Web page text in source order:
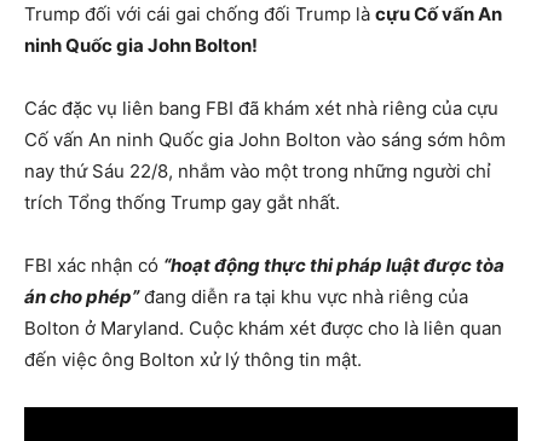
Trump đối với cái gai chống đối Trump là cựu Cố vấn An
ninh Quốc gia John Bolton!
Các đặc vụ liên bang FBI đã khám xét nhà riêng của cựu
Cố vấn An ninh Quốc gia John Bolton vào sáng sớm hôm
nay thứ Sáu 22/8, nhắm vào một trong những người chỉ
trích Tổng thống Trump gay gắt nhất.
FBI xác nhận có “hoạt động thực thi pháp luật được tòa
án cho phép”đang diễn ra tại khu vực nhà riêng của
Bolton ở Maryland. Cuộc khám xét được cho là liên quan
đến việc ông Bolton xử lý thông tin mật.